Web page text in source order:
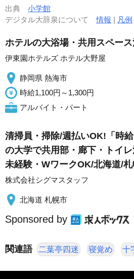
出典 小学館
デジタル大辞泉について情報 | 凡例
ホテルの大浴場・共用スペー
伊東園ホテルズ ホテル大野屋
静岡県 熱海市
時給1,100円～1,300円
アルバイト・パート
清掃員・掃除/週払いOK!「時
の大学で共用部・廊下・トイ
未経験・WワークOK/北海道/
株式会社シグマスタッフ
北海道 札幌市
Sponsored by
関連語 二葉亭四迷 寝覚め 十